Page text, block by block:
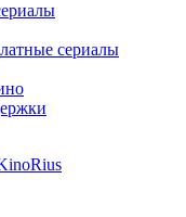
сериалы